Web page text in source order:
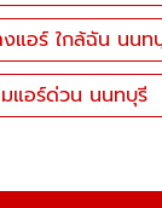
งแอร์ ใกล้ฉัน นนท
แอร์ด่วน นนทบุรี